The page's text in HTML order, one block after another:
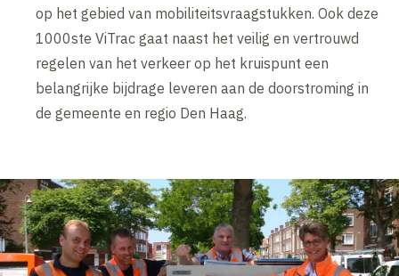
op het gebied van mobiliteitsvraagstukken. Ook deze
1000ste ViTrac gaat naast het veilig en vertrouwd
regelen van het verkeer op het kruispunt een
belangrijke bijdrage leveren aan de doorstroming in
de gemeente en regio Den Haag.